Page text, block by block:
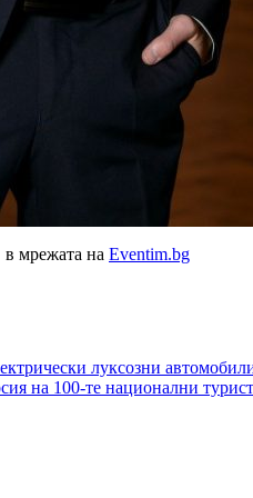
мрежата на Eventim.bg
луксозни
на 100-те национални